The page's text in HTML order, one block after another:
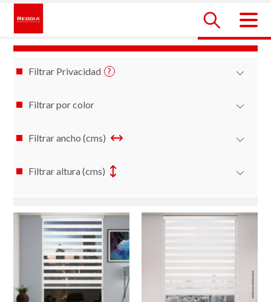
Skip
content
Reggia Colombia
Reggia Colombia
Filtrar Privacidad
Filtrar por color
Filtrar ancho (cms)
Filtrar altura (cms)